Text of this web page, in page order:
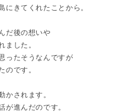
にきてくれたことから。
だ後の想いや
ました。
ったそうなんですが
のです。
かされます。
が進んだのです。